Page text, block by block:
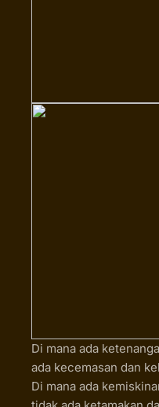
Di mana ada
ada kecemasan dan
Di mana ada